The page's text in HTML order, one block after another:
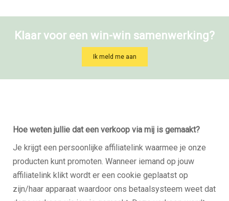
Klaar voor een win-win samenwerking?
Ik meld me aan
Hoe weten jullie dat een verkoop via mij is gemaakt?
Je krijgt een persoonlijke affiliatelink waarmee je onze
producten kunt promoten. Wanneer iemand op jouw
affiliatelink klikt wordt er een cookie geplaatst op
zijn/haar apparaat waardoor ons betaalsysteem weet dat